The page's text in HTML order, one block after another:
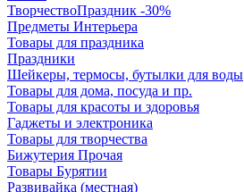
ТворчествоПраздник -30%
Предметы Интерьера
Товары для праздника
Праздники
Шейкеры, термосы, бутылки для воды
Товары для дома, посуда и пр.
Товары для красоты и здоровья
Гаджеты и электроника
Товары для творчества
Бижутерия Прочая
Товары Бурятии
Развивайка (местная)